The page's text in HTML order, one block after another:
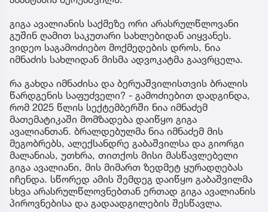
გიგა ავალიანის საქმეზე ორი არასრულწლოვანი
გუშინ ღამით საკუთარი სახლებიდან აიყვანეს.
ვიდეო საგამოძიებო მოქმედების დროს, ნია
იმნაძის სახლიდან მისმა ადვოკატმა გაავრცელა.
რა გახდა იმნაძისა და ბერუაშვილისთვის ბრალის
წარდგენის საფუძველი? - გამოძიებით დადგინდა,
რომ 2025 წლის სექტემბერში ნია იმნაძემ
მათემატიკაში მომზადება დაიწყო გიგა
ავალიანთან. ბრალდებულმა ნია იმნაძემ მის
მეგობრებს, ალექსანდრე გაბაშვილსა და გიორგი
მალანიას, უთხრა, თითქოს მისი მასწავლებელი
გიგა ავალიანი, მის მიმართ ზედმეტ ყურადღებას
იჩენდა. სწორედ ამის შემდეგ დაიწყო გაბაშვილმა
სხვა არასრულწლოვნებთან ერთად გიგა ავალიანის
პიროვნებისა და გადაადგილების შესწავლა.